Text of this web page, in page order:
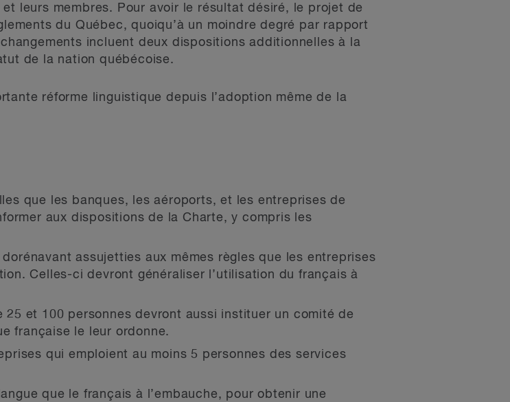
leurs membres. Pour avoir le résultat désiré, le projet de
du Québec, quoiqu’à un moindre degré par rapport
incluent deux dispositions additionnelles à la
de la nation québécoise.
réforme linguistique depuis l’adoption même de la
que les banques, les aéroports, et les entreprises de
aux dispositions de la Charte, y compris les
assujetties aux mêmes règles que les entreprises
Celles-ci devront généraliser l’utilisation du français à
et 100 personnes devront aussi instituer un comité de
française le leur ordonne.
qui emploient au moins 5 personnes des services
que le français à l’embauche, pour obtenir une